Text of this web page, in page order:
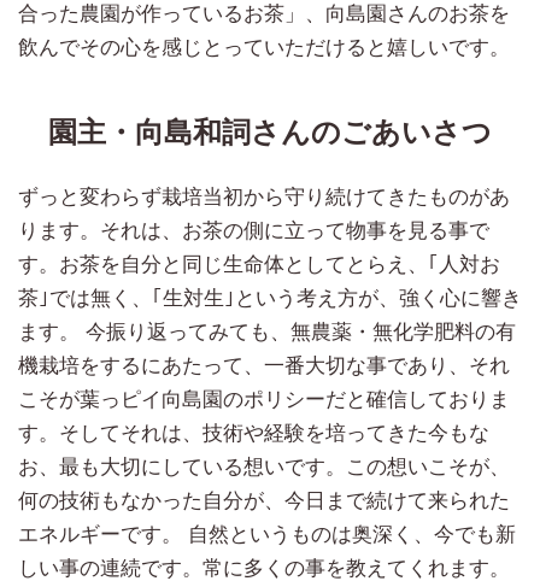
合った農園が作っているお茶」、向島園さんのお茶を
飲んでその心を感じとっていただけると嬉しいです。
園主・向島和詞さんのごあいさつ
ずっと変わらず栽培当初から守り続けてきたものがあ
ります。それは、お茶の側に立って物事を見る事で
す。お茶を自分と同じ生命体としてとらえ、｢人対お
茶｣では無く、｢生対生｣という考え方が、強く心に響き
ます。 今振り返ってみても、無農薬・無化学肥料の有
機栽培をするにあたって、一番大切な事であり、それ
こそが葉っピイ向島園のポリシーだと確信しておりま
す。そしてそれは、技術や経験を培ってきた今もな
お、最も大切にしている想いです。この想いこそが、
何の技術もなかった自分が、今日まで続けて来られた
エネルギーです。 自然というものは奥深く、今でも新
しい事の連続です。常に多くの事を教えてくれます。